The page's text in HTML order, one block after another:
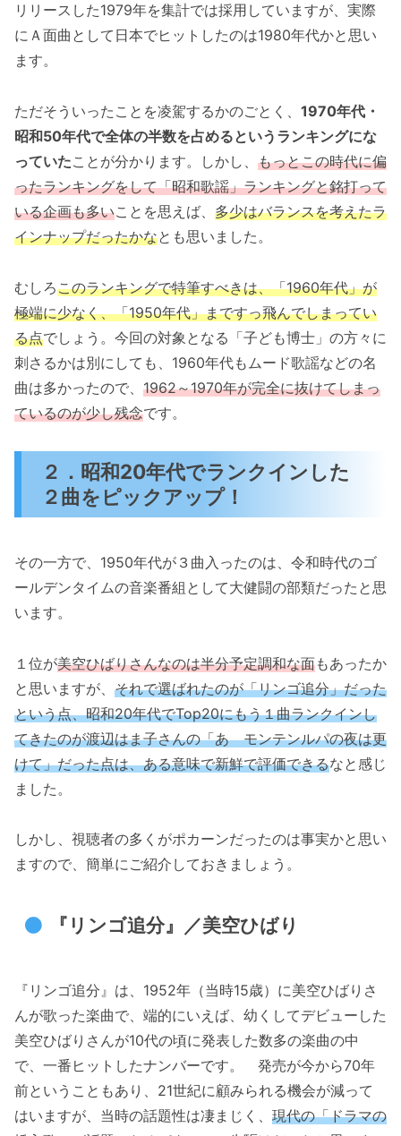
リリースした1979年を集計では採用していますが、実際
にＡ面曲として日本でヒットしたのは1980年代かと思い
ます。
ただそういったことを凌駕するかのごとく、 1970年代・
昭和50年代で全体の半数を占めるというランキングにな
っていたことが分かります。しかし、 もっとこの時代に偏
ったランキングをして「昭和歌謡」ランキングと銘打って
いる企画も多いことを思えば、 多少はバランスを考えたラ
インナップだったかなとも思いました。
むしろこのランキングで特筆すべきは、「1960年代」が
極端に少なく、「1950年代」まですっ飛んでしまってい
る点でしょう。今回の対象となる「子ども博士」の方々に
刺さるかは別にしても、1960年代もムード歌謡などの名
曲は多かったので、 1962～1970年が完全に抜けてしまっ
ているのが少し残念です。
２．昭和20年代でランクインした
２曲をピックアップ！
その一方で、1950年代が３曲入ったのは、令和時代のゴ
ールデンタイムの音楽番組として大健闘の部類だったと思
います。
１位が美空ひばりさんなのは半分予定調和な面もあったか
と思いますが、 それで選ばれたのが「リンゴ追分」だった
という点、昭和20年代でTop20にもう１曲ランクインし
てきたのが渡辺はま子さんの「あゝモンテンルパの夜は更
けて」だった点は、ある意味で新鮮で評価できるなと感じ
ました。
しかし、視聴者の多くがポカーンだったのは事実かと思い
ますので、簡単にご紹介しておきましょう。
『リンゴ追分』／美空ひばり
『リンゴ追分』は、1952年（当時15歳）に美空ひばりさ
んが歌った楽曲で、端的にいえば、幼くしてデビューした
美空ひばりさんが10代の頃に発表した数多の楽曲の中
で、一番ヒットしたナンバーです。 発売が今から70年
前ということもあり、21世紀に顧みられる機会が減って
はいますが、当時の話題性は凄まじく、 現代の「ドラマの